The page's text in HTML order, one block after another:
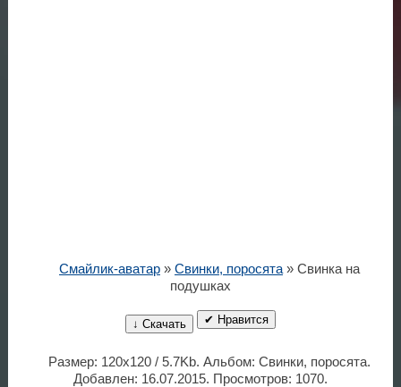
Смайлик-аватар» Свинки, поросята» Свинка на
подушках
↓ Скачать ✔ Нравится
Размер: 120x120 / 5.7Kb. Альбом: Свинки, поросята.
Добавлен: 16.07.2015. Просмотров: 1070.